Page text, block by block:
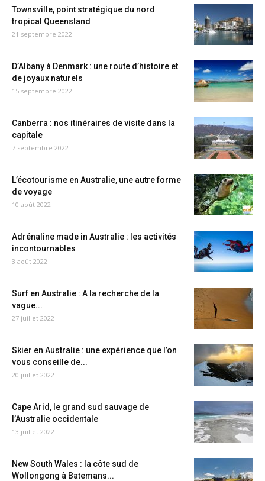
Townsville, point stratégique du nord
tropical Queensland
21 septembre 2022
D’Albany à Denmark : une route d’histoire et
de joyaux naturels
15 septembre 2022
Canberra : nos itinéraires de visite dans la
capitale
7 septembre 2022
L’écotourisme en Australie, une autre forme
de voyage
10 août 2022
Adrénaline made in Australie : les activités
incontournables
3 août 2022
Surf en Australie : A la recherche de la
vague...
27 juillet 2022
Skier en Australie : une expérience que l’on
vous conseille de...
20 juillet 2022
Cape Arid, le grand sud sauvage de
l’Australie occidentale
13 juillet 2022
New South Wales : la côte sud de
Wollongong à Batemans...